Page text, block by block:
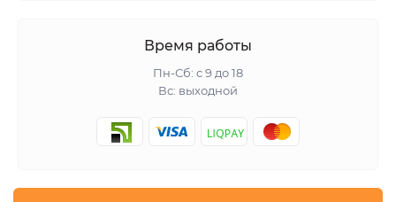
Время работы
Пн-Сб: с 9 до 18
Вс: выходной